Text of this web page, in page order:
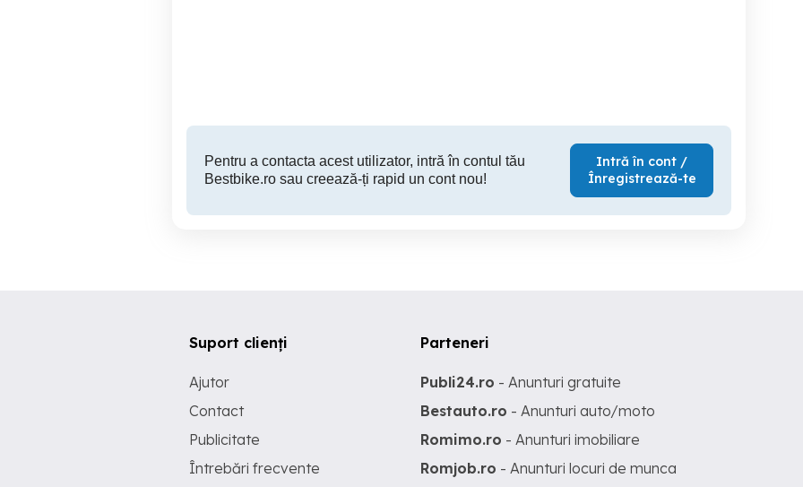
Pentru a contacta acest utilizator, intră în contul tău
Bestbike.ro sau creează-ți rapid un cont nou!
Intră în cont /
Înregistrează-te
Suport clienți
Ajutor
Contact
Publicitate
Întrebări frecvente
Parteneri
Publi24.ro - Anunturi gratuite
Bestauto.ro - Anunturi auto/moto
Romimo.ro - Anunturi imobiliare
Romjob.ro - Anunturi locuri de munca